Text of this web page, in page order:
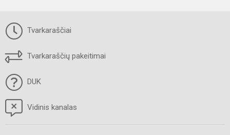
Tvarkaraščiai
Tvarkaraščių pakeitimai
DUK
Vidinis kanalas